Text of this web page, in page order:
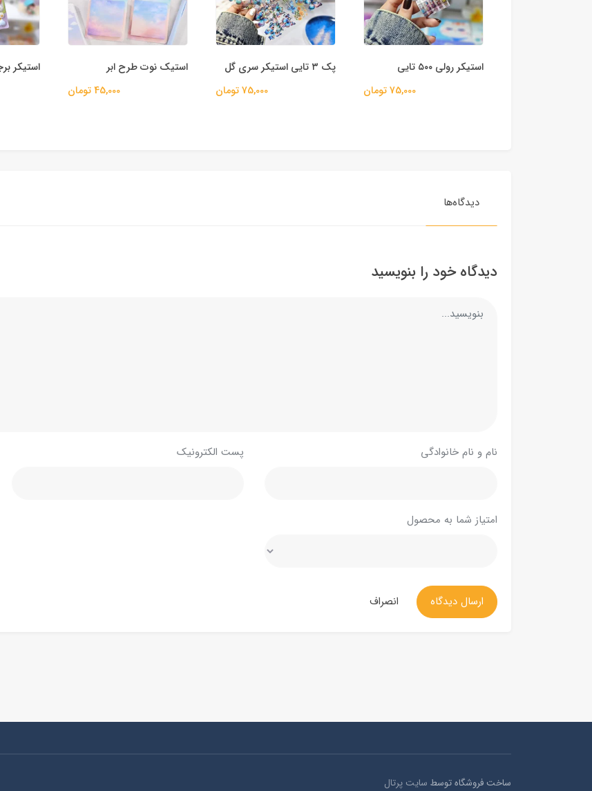
استیکر رولی ۵۰۰ تایی
75,000 تومان
پک ۳ تایی استیکر سری گل
75,000 تومان
استیک نوت طرح ابر
45,000 تومان
استیکر
دیدگاه‌ها
دیدگاه خود را بنویسید
نام و نام خانوادگی پست الکترونیک
امتیاز شما به محصول
ارسال دیدگاه انصراف
ساخت فروشگاه توسط سایت پرتال